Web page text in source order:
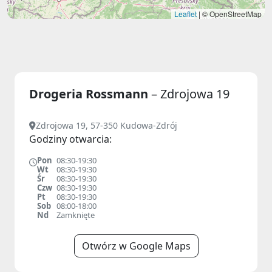
Leaflet | © OpenStreetMap
Drogeria Rossmann – Zdrojowa 19
Zdrojowa 19, 57-350 Kudowa-Zdrój
Godziny otwarcia:
Pon 08:30-19:30
Wt
08:30-19:30
Śr
08:30-19:30
Czw 08:30-19:30
Pt
08:30-19:30
Sob 08:00-18:00
Nd
Zamknięte
Otwórz w Google Maps